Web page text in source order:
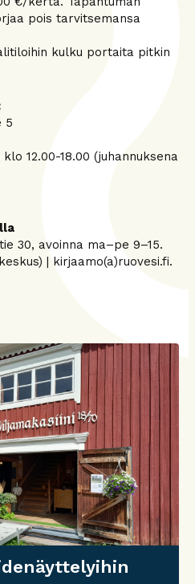
pois tarvitsemansa
kulku portaita pitkin
5
12.00-18.00 (juhannuksena
30, avoinna ma–pe 9–15.
| kirjaamo(a)ruovesi.fi.